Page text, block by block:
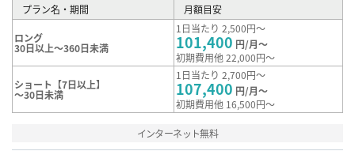
プラン名・期間 月額目安
ロング
30日以上～360日未満
1日当たり 2,500円～
101,400 円/月～
初期費用他 22,000円～
ショート【7日以上】
～30日未満
1日当たり 2,700円～
107,400 円/月～
初期費用他 16,500円～
インターネット無料